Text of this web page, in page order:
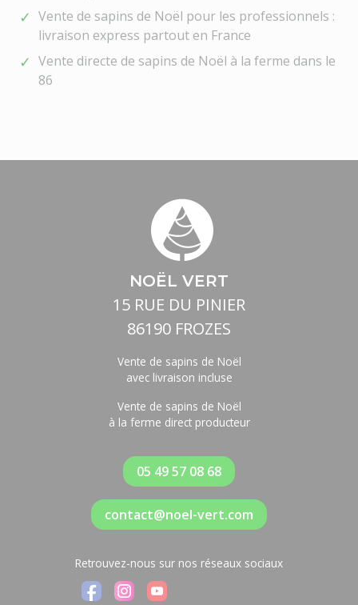
Vente de sapins de Noël pour les professionnels :
livraison express partout en France
Vente directe de sapins de Noël à la ferme dans le
86
NOËL VERT
15 RUE DU PINIER
86190 FROZES
Vente de sapins de Noël
avec livraison incluse
Vente de sapins de Noël
à la ferme direct producteur
05 49 57 08 68
contact@noel-vert.com
Retrouvez-nous sur nos réseaux sociaux